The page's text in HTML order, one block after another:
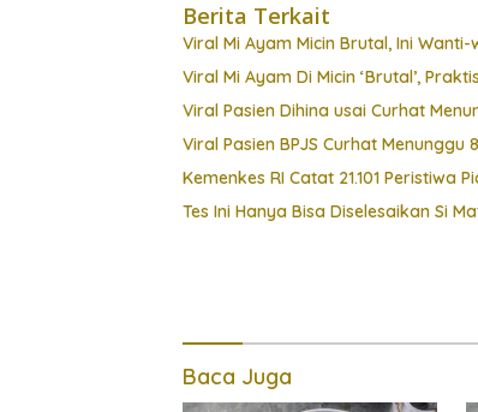
Berita Terkait
Viral Mi Ayam Micin Brutal, Ini
Viral Mi Ayam Di Micin ‘Brutal’,
Viral Pasien Dihina usai Curhat
Viral Pasien BPJS Curhat
Kemenkes RI Catat 21.101 Peristiwa
Tes Ini Hanya Bisa Diselesaikan Si
Baca Juga